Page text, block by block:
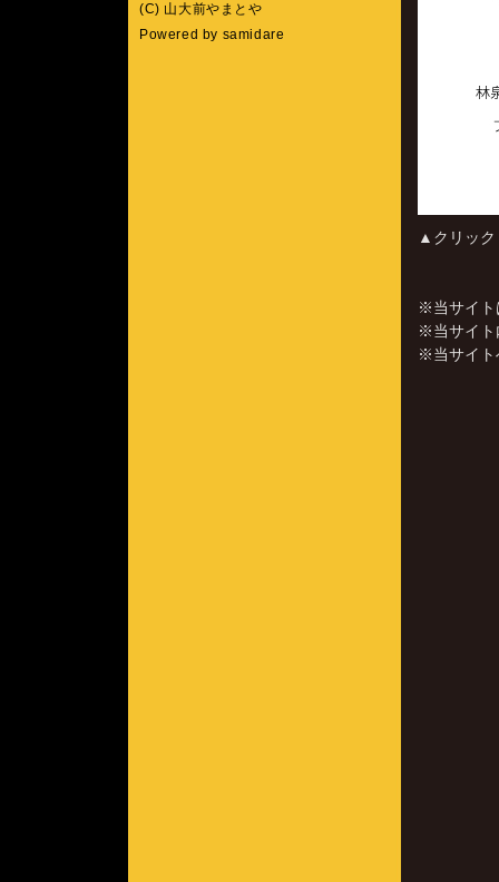
(C) 山大前やまとや
Powered by samidare
▲クリック
※当サイ
※当サイト
※当サイト